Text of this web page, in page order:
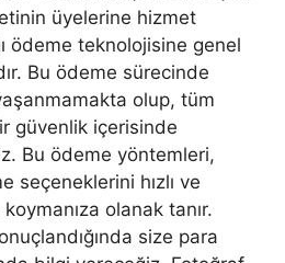
üyelerine hizmet
ödeme teknolojisine genel
Bu ödeme sürecinde
olup, tüm
güvenlik içerisinde
Bu ödeme yöntemleri,
seçeneklerini hızlı ve
olanak tanır.
size para